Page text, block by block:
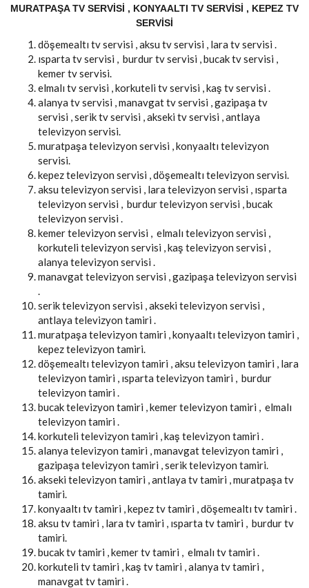
MURATPAŞA TV SERVISI , KONYAALTI TV SERVISI , KEPEZ TV
SERVISI
döşemealtı tv servisi , aksu tv servisi , lara tv servisi .
ısparta tv servisi , burdur tv servisi , bucak tv servisi ,
kemer tv servisi.
elmalı tv servisi , korkuteli tv servisi , kaş tv servisi .
alanya tv servisi , manavgat tv servisi , gazipaşa tv
servisi , serik tv servisi , akseki tv servisi , antlaya
televizyon servisi.
muratpaşa televizyon servisi , konyaaltı televizyon
servisi.
kepez televizyon servisi , döşemealtı televizyon servisi.
aksu televizyon servisi , lara televizyon servisi , ısparta
televizyon servisi , burdur televizyon servisi , bucak
televizyon servisi .
kemer televizyon servisi , elmalı televizyon servisi ,
korkuteli televizyon servisi , kaş televizyon servisi ,
alanya televizyon servisi .
manavgat televizyon servisi , gazipaşa televizyon servisi
.
serik televizyon servisi , akseki televizyon servisi ,
antlaya televizyon tamiri .
muratpaşa televizyon tamiri , konyaaltı televizyon tamiri ,
kepez televizyon tamiri.
döşemealtı televizyon tamiri , aksu televizyon tamiri , lara
televizyon tamiri , ısparta televizyon tamiri , burdur
televizyon tamiri .
bucak televizyon tamiri , kemer televizyon tamiri , elmalı
televizyon tamiri .
korkuteli televizyon tamiri , kaş televizyon tamiri .
alanya televizyon tamiri , manavgat televizyon tamiri ,
gazipaşa televizyon tamiri , serik televizyon tamiri.
akseki televizyon tamiri , antlaya tv tamiri , muratpaşa tv
tamiri.
konyaaltı tv tamiri , kepez tv tamiri , döşemealtı tv tamiri .
aksu tv tamiri , lara tv tamiri , ısparta tv tamiri , burdur tv
tamiri.
bucak tv tamiri , kemer tv tamiri , elmalı tv tamiri .
korkuteli tv tamiri , kaş tv tamiri , alanya tv tamiri ,
manavgat tv tamiri .